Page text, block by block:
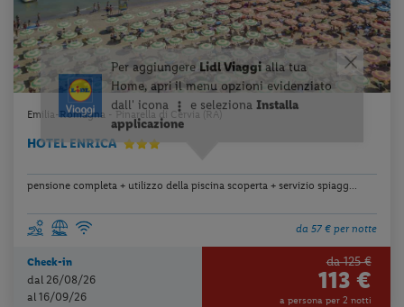
Emilia-Romagna - Pinarella di Cervia (RA)
HOTEL ENRICA
pensione completa + utilizzo della piscina scoperta + servizio spiagg...
da 57 € per notte
Check-in
dal 26/08/26
al 16/09/26
da 125 €
113 €
a persona per 2 notti